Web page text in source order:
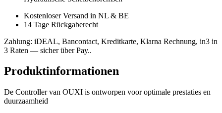
Kostenloser Versand in NL & BE
14 Tage Rückgaberecht
Zahlung: iDEAL, Bancontact, Kreditkarte, Klarna Rechnung, in3 in
3 Raten — sicher über Pay..
Produktinformationen
De Controller van OUXI is ontworpen voor optimale prestaties en
duurzaamheid